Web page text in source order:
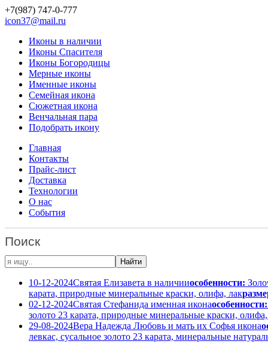
+7(987) 747-0-777
icon37@mail.ru
Иконы в наличии
Иконы Спасителя
Иконы Богородицы
Мерные иконы
Именные иконы
Семейная икона
Сюжетная икона
Венчальная пара
Подобрать икону
Главная
Контакты
Прайс-лист
Доставка
Технологии
О нас
События
Поиск
10-12-2024Святая Елизавета в наличииособенности:
карата, природные минеральные краски, олифа, лак
02-12-2024Святая Стефанида именная иконаособенности:
золото 23 карата, природные минеральные краски,
29-08-2024Вера Надежда Любовь и мать их Софья икона
левкас, сусальное золото 23 карата, минеральные